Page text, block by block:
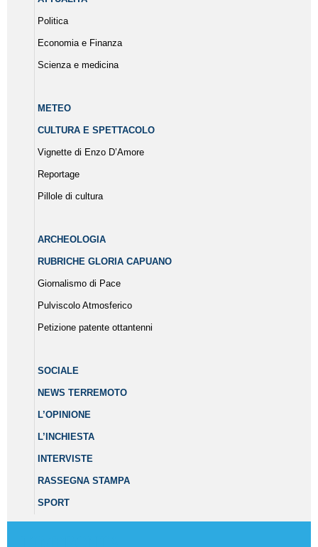
Politica
Economia e Finanza
Scienza e medicina
METEO
CULTURA E SPETTACOLO
Vignette di Enzo D’Amore
Reportage
Pillole di cultura
ARCHEOLOGIA
RUBRICHE GLORIA CAPUANO
Giornalismo di Pace
Pulviscolo Atmosferico
Petizione patente ottantenni
SOCIALE
NEWS TERREMOTO
L’OPINIONE
L’INCHIESTA
INTERVISTE
RASSEGNA STAMPA
SPORT